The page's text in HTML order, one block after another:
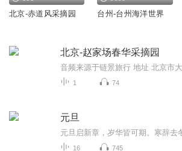
北京-赤道风采摘园 台州-台州海洋世界
北京-赵家场春华采摘园
1 74
元旦
16 745